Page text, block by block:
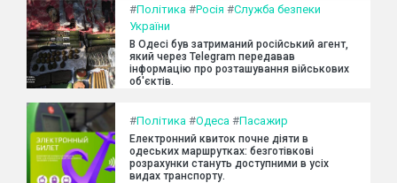
#Політика #Росія #Служба безпеки
України
В Одесі був затриманий російський агент,
який через Telegram передавав
інформацію про розташування військових
об'єктів.
#Політика #Одеса #Пасажир
Електронний квиток почне діяти в
одеських маршрутках: безготівкові
розрахунки стануть доступними в усіх
видах транспорту.